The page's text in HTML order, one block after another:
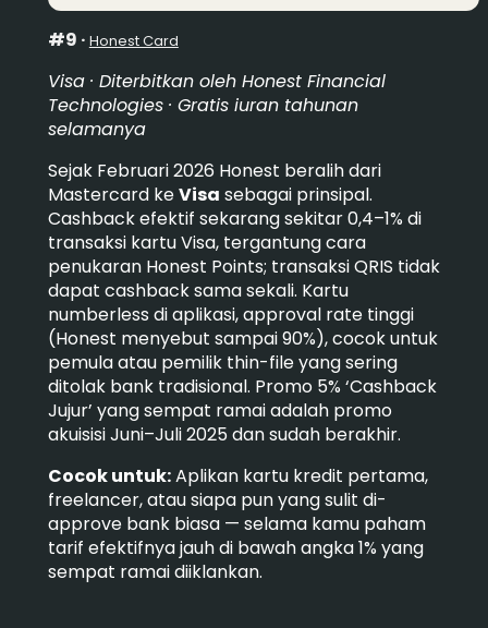
#9 · Honest Card
Visa · Diterbitkan oleh Honest Financial
Technologies · Gratis iuran tahunan
selamanya
Sejak Februari 2026 Honest beralih dari
Mastercard keVisa sebagai prinsipal.
Cashback efektif sekarang sekitar 0,4–1% di
transaksi kartu Visa, tergantung cara
penukaran Honest Points; transaksi QRIS tidak
dapat cashback sama sekali. Kartu
numberless di aplikasi, approval rate tinggi
(Honest menyebut sampai 90%), cocok untuk
pemula atau pemilik thin-file yang sering
ditolak bank tradisional. Promo 5% ‘Cashback
Jujur’ yang sempat ramai adalah promo
akuisisi Juni–Juli 2025 dan sudah berakhir.
Cocok untuk:Aplikan kartu kredit pertama,
freelancer, atau siapa pun yang sulit di-
approve bank biasa — selama kamu paham
tarif efektifnya jauh di bawah angka 1% yang
sempat ramai diiklankan.